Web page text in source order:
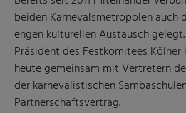
beiden Karnevalsmetropolen auch
engen kulturellen Austausch
Präsident des Festkomitees
heute gemeinsam mit Vertretern
der karnevalistischen
Partnerschaftsvertrag.